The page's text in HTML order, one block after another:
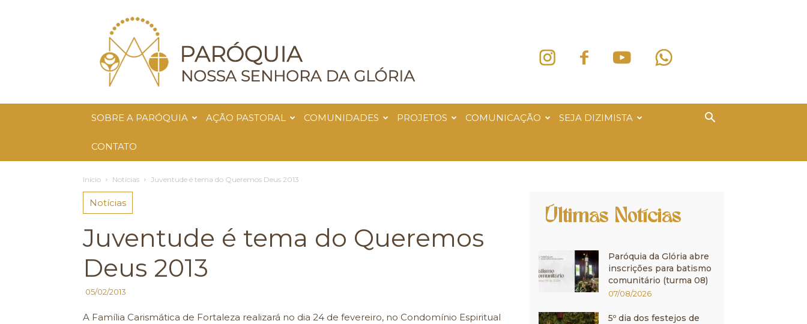
Paróquia
Nossa
Senhora
da
Glória
SOBRE A PARÓQUIA AÇÃO PASTORAL COMUNIDADES PROJETOS COMUNICAÇÃO SEJA DIZIMISTA
CONTATO
Início Notícias Juventude é tema do Queremos Deus 2013
Notícias
Juventude é tema do Queremos
Deus 2013
05/02/2013
A Família Carismática de Fortaleza realizará no dia 24 de fevereiro, no Condomínio Espiritual
Últimas Notícias
Paróquia da Glória abre
inscrições para batismo
comunitário (turma 08)
07/08/2026
5º dia dos festejos de